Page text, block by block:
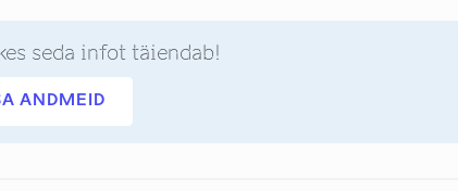
seda infot täiendab!
ANDMEID